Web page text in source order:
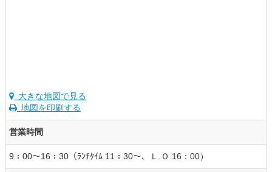
大きな地図で見る
地図を印刷する
営業時間
9：00～16：30（ﾗﾝﾁﾀｲﾑ 11：30～、Ｌ.Ｏ.16：00）